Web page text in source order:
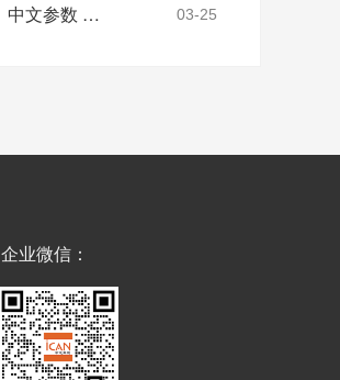
TLV320AIC3104 （德州仪器音频编解码器）中文参数 附原理图及引脚图 03-25
企业微信：